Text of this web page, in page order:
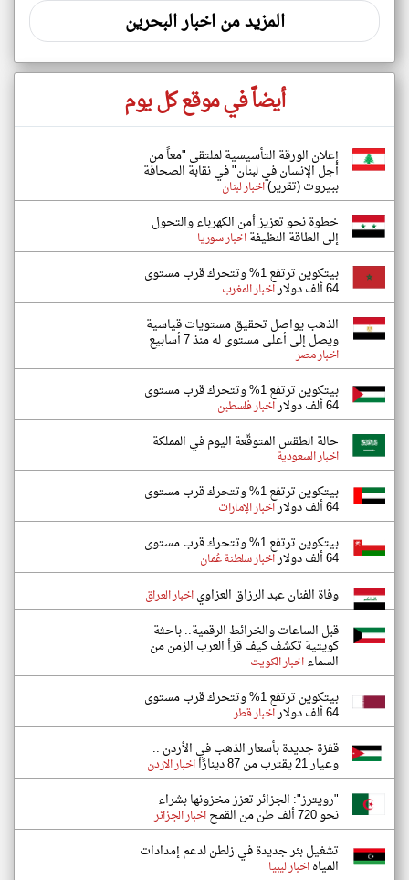
المزيد من اخبار البحرين
أيضاً في موقع كل يوم
إعلان الورقة التأسيسية لملتقى "معاً من
أجل الإنسان في لبنان" في نقابة الصحافة
ببيروت (تقرير)اخبار لبنان
خطوة نحو تعزيز أمن الكهرباء والتحول
إلى الطاقة النظيفةاخبار سوريا
بيتكوين ترتفع 1% وتتحرك قرب مستوى
64 ألف دولار اخبار المغرب
الذهب يواصل تحقيق مستويات قياسية
ويصل إلى أعلى مستوى له منذ 7 أسابيع
اخبار مصر
بيتكوين ترتفع 1% وتتحرك قرب مستوى
64 ألف دولار اخبار فلسطين
حالة الطقس المتوقّعة اليوم في المملكة
اخبار السعودية
بيتكوين ترتفع 1% وتتحرك قرب مستوى
64 ألف دولار اخبار الإمارات
بيتكوين ترتفع 1% وتتحرك قرب مستوى
64 ألف دولار اخبار سلطنة عُمان
وفاة الفنان عبد الرزاق العزاوياخبار العراق
قبل الساعات والخرائط الرقمية.. باحثة
كويتية تكشف كيف قرأ العرب الزمن من
السماءاخبار الكويت
بيتكوين ترتفع 1% وتتحرك قرب مستوى
64 ألف دولار اخبار قطر
قفزة جديدة بأسعار الذهب في الأردن ..
وعيار 21 يقترب من 87 دينارًا اخبار الاردن
"رويترز": الجزائر تعزز مخزونها بشراء
نحو 720 ألف طن من القمح اخبار الجزائر
تشغيل بئر جديدة في زلطن لدعم إمدادات
المياهاخبار ليبيا